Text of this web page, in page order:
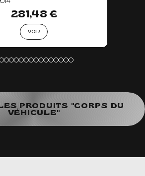
281,48 €
VOIR
PRODUITS "CORPS DU
VÉHICULE"